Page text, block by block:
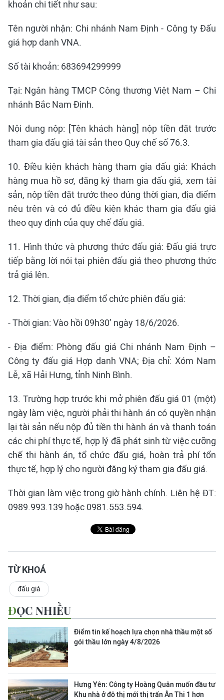
khoản chi tiết như sau:
Tên người nhận: Chi nhánh Nam Định - Công ty Đấu
giá hợp danh VNA.
Số tài khoản: 683694299999
Tại: Ngân hàng TMCP Công thương Việt Nam – Chi
nhánh Bắc Nam Định.
Nội dung nộp: [Tên khách hàng] nộp tiền đặt trước
tham gia đấu giá tài sản theo Quy chế số 76.3.
10. Điều kiện khách hàng tham gia đấu giá: Khách
hàng mua hồ sơ, đăng ký tham gia đấu giá, xem tài
sản, nộp tiền đặt trước theo đúng thời gian, địa điểm
nêu trên và có đủ điều kiện khác tham gia đấu giá
theo quy định của quy chế đấu giá.
11. Hình thức và phương thức đấu giá: Đấu giá trực
tiếp bằng lời nói tại phiên đấu giá theo phương thức
trả giá lên.
12. Thời gian, địa điểm tổ chức phiên đấu giá:
- Thời gian: Vào hồi 09h30’ ngày 18/6/2026.
- Địa điểm: Phòng đấu giá Chi nhánh Nam Định –
Công ty đấu giá Hợp danh VNA; Địa chỉ: Xóm Nam
Lễ, xã Hải Hưng, tỉnh Ninh Bình.
13. Trường hợp trước khi mở phiên đấu giá 01 (một)
ngày làm việc, người phải thi hành án có quyền nhận
lại tài sản nếu nộp đủ tiền thi hành án và thanh toán
các chi phí thực tế, hợp lý đã phát sinh từ việc cưỡng
chế thi hành án, tổ chức đấu giá, hoàn trả phí tổn
thực tế, hợp lý cho người đăng ký tham gia đấu giá.
Thời gian làm việc trong giờ hành chính. Liên hệ ĐT:
0989.993.139 hoặc 0981.553.594.
TỪ KHOÁ
đấu giá
ĐỌC NHIỀU
Điểm tin kế hoạch lựa chọn nhà thầu một số
gói thầu lớn ngày 4/8/2026
Hưng Yên: Công ty Hoàng Quân muốn đầu tư
Khu nhà ở đô thị mới thị trấn Ân Thi 1 hơn